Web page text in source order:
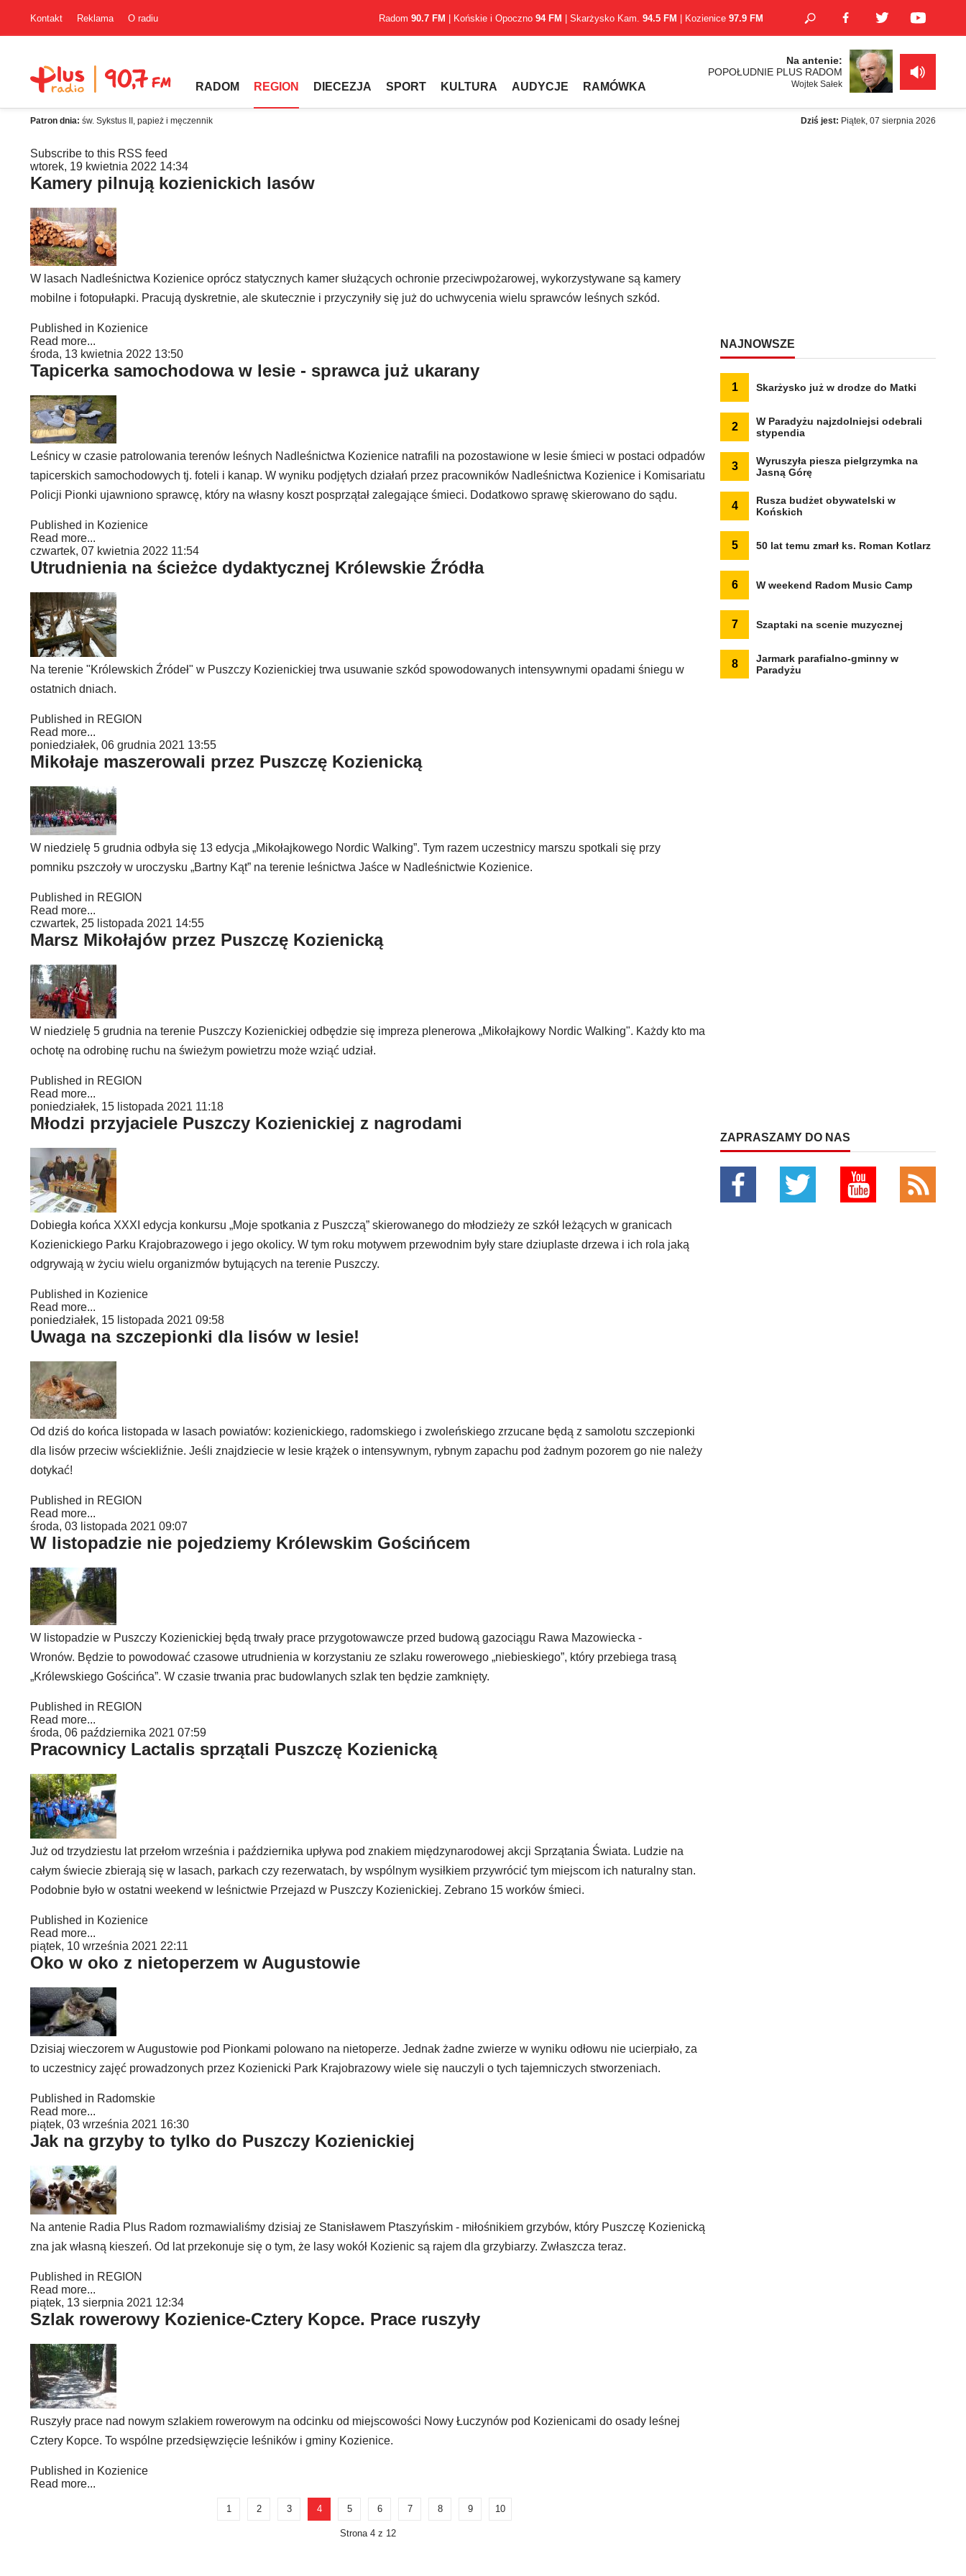
Kontakt Reklama O radiu Radom 90.7 FM | Końskie i Opoczno 94 FM | Skarżysko Kam. 94.5 FM | Kozienice 97.9 FM
RADOM REGION DIECEZJA SPORT KULTURA AUDYCJE RAMÓWKA
Na antenie:
POPOŁUDNIE PLUS RADOM
Wojtek Sałek
Patron dnia: św. Sykstus II, papież i męczennik Dziś jest: Piątek, 07 sierpnia 2026
Subscribe to this RSS feed
wtorek, 19 kwietnia 2022 14:34
Kamery pilnują kozienickich lasów
W lasach Nadleśnictwa Kozienice oprócz statycznych kamer służących ochronie przeciwpożarowej, wykorzystywane są kamery
mobilne i fotopułapki. Pracują dyskretnie, ale skutecznie i przyczyniły się już do uchwycenia wielu sprawców leśnych szkód.
Published in Kozienice
Read more...
środa, 13 kwietnia 2022 13:50
Tapicerka samochodowa w lesie - sprawca już ukarany
Leśnicy w czasie patrolowania terenów leśnych Nadleśnictwa Kozienice natrafili na pozostawione w lesie śmieci w postaci odpadów
tapicerskich samochodowych tj. foteli i kanap. W wyniku podjętych działań przez pracowników Nadleśnictwa Kozienice i Komisariatu
Policji Pionki ujawniono sprawcę, który na własny koszt posprzątał zalegające śmieci. Dodatkowo sprawę skierowano do sądu.
Published in Kozienice
Read more...
czwartek, 07 kwietnia 2022 11:54
Utrudnienia na ścieżce dydaktycznej Królewskie Źródła
Na terenie "Królewskich Źródeł" w Puszczy Kozienickiej trwa usuwanie szkód spowodowanych intensywnymi opadami śniegu w
ostatnich dniach.
Published in REGION
Read more...
poniedziałek, 06 grudnia 2021 13:55
Mikołaje maszerowali przez Puszczę Kozienicką
W niedzielę 5 grudnia odbyła się 13 edycja „Mikołajkowego Nordic Walking”. Tym razem uczestnicy marszu spotkali się przy
pomniku pszczoły w uroczysku „Bartny Kąt” na terenie leśnictwa Jaśce w Nadleśnictwie Kozienice.
Published in REGION
Read more...
czwartek, 25 listopada 2021 14:55
Marsz Mikołajów przez Puszczę Kozienicką
W niedzielę 5 grudnia na terenie Puszczy Kozienickiej odbędzie się impreza plenerowa „Mikołajkowy Nordic Walking". Każdy kto ma
ochotę na odrobinę ruchu na świeżym powietrzu może wziąć udział.
Published in REGION
Read more...
poniedziałek, 15 listopada 2021 11:18
Młodzi przyjaciele Puszczy Kozienickiej z nagrodami
Dobiegła końca XXXI edycja konkursu „Moje spotkania z Puszczą” skierowanego do młodzieży ze szkół leżących w granicach
Kozienickiego Parku Krajobrazowego i jego okolicy. W tym roku motywem przewodnim były stare dziuplaste drzewa i ich rola jaką
odgrywają w życiu wielu organizmów bytujących na terenie Puszczy.
Published in Kozienice
Read more...
poniedziałek, 15 listopada 2021 09:58
Uwaga na szczepionki dla lisów w lesie!
Od dziś do końca listopada w lasach powiatów: kozienickiego, radomskiego i zwoleńskiego zrzucane będą z samolotu szczepionki
dla lisów przeciw wściekliźnie. Jeśli znajdziecie w lesie krążek o intensywnym, rybnym zapachu pod żadnym pozorem go nie należy
dotykać!
Published in REGION
Read more...
środa, 03 listopada 2021 09:07
W listopadzie nie pojedziemy Królewskim Gościńcem
W listopadzie w Puszczy Kozienickiej będą trwały prace przygotowawcze przed budową gazociągu Rawa Mazowiecka -
Wronów. Będzie to powodować czasowe utrudnienia w korzystaniu ze szlaku rowerowego „niebieskiego”, który przebiega trasą
„Królewskiego Gościńca”. W czasie trwania prac budowlanych szlak ten będzie zamknięty.
Published in REGION
Read more...
środa, 06 października 2021 07:59
Pracownicy Lactalis sprzątali Puszczę Kozienicką
Już od trzydziestu lat przełom września i października upływa pod znakiem międzynarodowej akcji Sprzątania Świata. Ludzie na
całym świecie zbierają się w lasach, parkach czy rezerwatach, by wspólnym wysiłkiem przywrócić tym miejscom ich naturalny stan.
Podobnie było w ostatni weekend w leśnictwie Przejazd w Puszczy Kozienickiej. Zebrano 15 worków śmieci.
Published in Kozienice
Read more...
piątek, 10 września 2021 22:11
Oko w oko z nietoperzem w Augustowie
Dzisiaj wieczorem w Augustowie pod Pionkami polowano na nietoperze. Jednak żadne zwierze w wyniku odłowu nie ucierpiało, za
to uczestnicy zajęć prowadzonych przez Kozienicki Park Krajobrazowy wiele się nauczyli o tych tajemniczych stworzeniach.
Published in Radomskie
Read more...
piątek, 03 września 2021 16:30
Jak na grzyby to tylko do Puszczy Kozienickiej
Na antenie Radia Plus Radom rozmawialiśmy dzisiaj ze Stanisławem Ptaszyńskim - miłośnikiem grzybów, który Puszczę Kozienicką
zna jak własną kieszeń. Od lat przekonuje się o tym, że lasy wokół Kozienic są rajem dla grzybiarzy. Zwłaszcza teraz.
Published in REGION
Read more...
piątek, 13 sierpnia 2021 12:34
Szlak rowerowy Kozienice-Cztery Kopce. Prace ruszyły
Ruszyły prace nad nowym szlakiem rowerowym na odcinku od miejscowości Nowy Łuczynów pod Kozienicami do osady leśnej
Cztery Kopce. To wspólne przedsięwzięcie leśników i gminy Kozienice.
Published in Kozienice
Read more...
1 2 3 4 5 6 7 8 9 10
Strona 4 z 12
NAJNOWSZE
1 Skarżysko już w drodze do Matki
2
W Paradyżu najzdolniejsi odebrali
stypendia
3
Wyruszyła piesza pielgrzymka na
Jasną Górę
4
Rusza budżet obywatelski w
Końskich
5 50 lat temu zmarł ks. Roman Kotlarz
6 W weekend Radom Music Camp
7 Szaptaki na scenie muzycznej
8
Jarmark parafialno-gminny w
Paradyżu
ZAPRASZAMY DO NAS